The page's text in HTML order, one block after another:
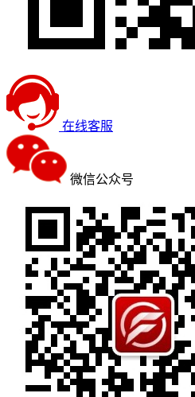
在线客服
微信公众号